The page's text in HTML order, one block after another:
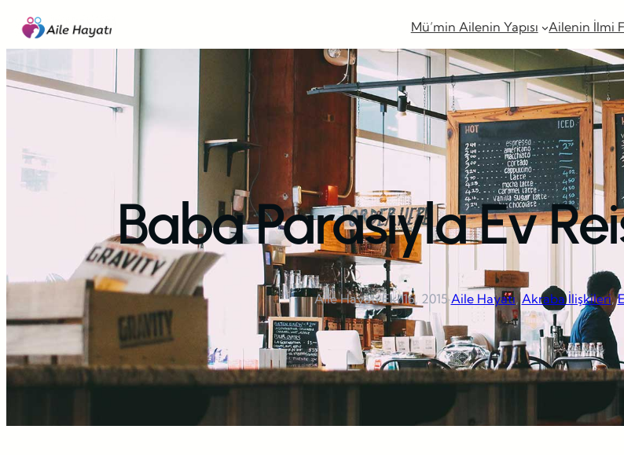
İçeriğe
geç
Mü’min Ailenin Yapısı Ailenin İlmi
Baba Parasıyla Ev
Aile Hayatı·Eki 16, 2015·Aile Hayatı, Akraba İlişkileri,